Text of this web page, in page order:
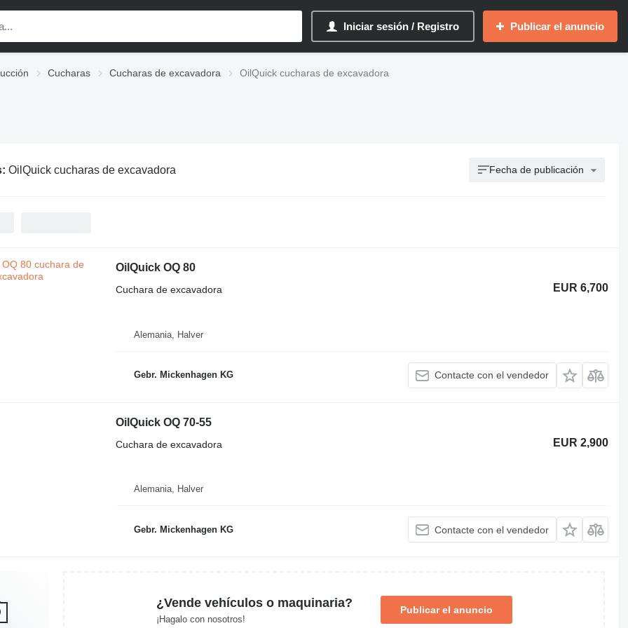
Iniciar sesión / Registro Publicar el anuncio
Cucharas Cucharas de excavadora OilQuick cucharas de excavadora
OilQuick cucharas de excavadora Fecha de publicación
OilQuick OQ 80
EUR 6,700
Cuchara de excavadora
Alemania, Halver
Gebr. Mickenhagen KG Contacte con el vendedor
OilQuick OQ 70-55
EUR 2,900
Cuchara de excavadora
Alemania, Halver
Gebr. Mickenhagen KG Contacte con el vendedor
¿Vende vehículos o maquinaria?
¡Hagalo con nosotros!
Publicar el anuncio